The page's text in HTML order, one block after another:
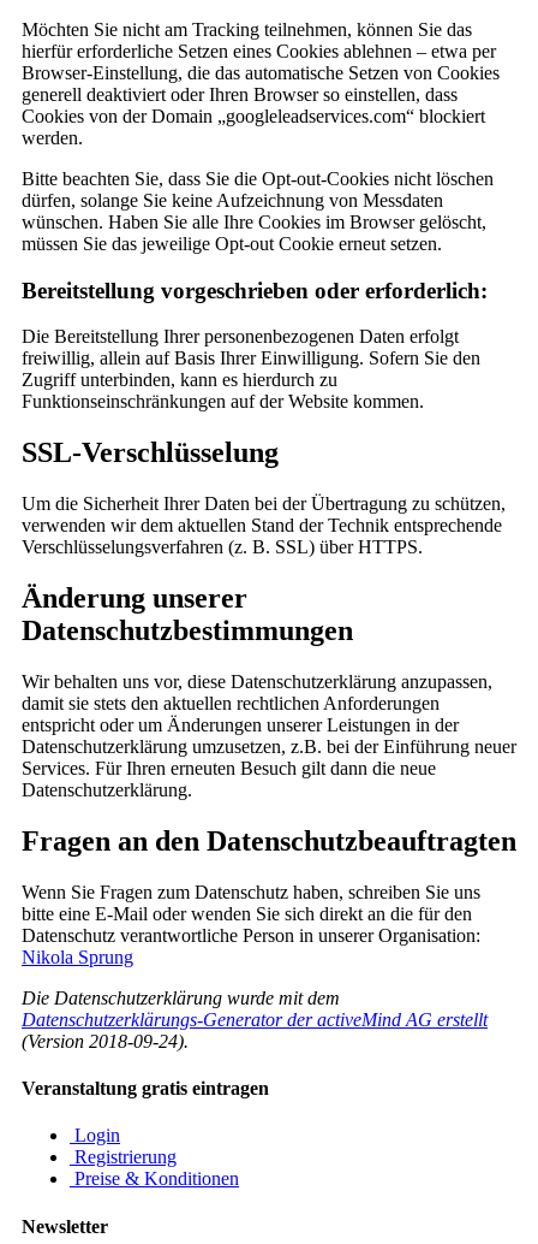
Möchten Sie nicht am Tracking teilnehmen, können Sie das
hierfür erforderliche Setzen eines Cookies ablehnen – etwa per
Browser-Einstellung, die das automatische Setzen von Cookies
generell deaktiviert oder Ihren Browser so einstellen, dass
Cookies von der Domain „googleleadservices.com“ blockiert
werden.
Bitte beachten Sie, dass Sie die Opt-out-Cookies nicht löschen
dürfen, solange Sie keine Aufzeichnung von Messdaten
wünschen. Haben Sie alle Ihre Cookies im Browser gelöscht,
müssen Sie das jeweilige Opt-out Cookie erneut setzen.
Bereitstellung vorgeschrieben oder erforderlich:
Die Bereitstellung Ihrer personenbezogenen Daten erfolgt
freiwillig, allein auf Basis Ihrer Einwilligung. Sofern Sie den
Zugriff unterbinden, kann es hierdurch zu
Funktionseinschränkungen auf der Website kommen.
SSL-Verschlüsselung
Um die Sicherheit Ihrer Daten bei der Übertragung zu schützen,
verwenden wir dem aktuellen Stand der Technik entsprechende
Verschlüsselungsverfahren (z. B. SSL) über HTTPS.
Änderung unserer
Datenschutzbestimmungen
Wir behalten uns vor, diese Datenschutzerklärung anzupassen,
damit sie stets den aktuellen rechtlichen Anforderungen
entspricht oder um Änderungen unserer Leistungen in der
Datenschutzerklärung umzusetzen, z.B. bei der Einführung neuer
Services. Für Ihren erneuten Besuch gilt dann die neue
Datenschutzerklärung.
Fragen an den Datenschutzbeauftragten
Wenn Sie Fragen zum Datenschutz haben, schreiben Sie uns
bitte eine E-Mail oder wenden Sie sich direkt an die für den
Datenschutz verantwortliche Person in unserer Organisation:
Nikola Sprung
Die Datenschutzerklärung wurde mit dem
Datenschutzerklärungs-Generator der activeMind AG erstellt
(Version 2018-09-24).
Veranstaltung gratis eintragen
Login
Registrierung
Preise & Konditionen
Newsletter